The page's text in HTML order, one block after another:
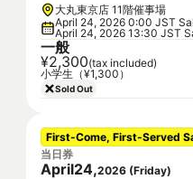
大丸東京店 11階催事場
April 24, 2026 0:00 JST
April 24, 2026 13:30 JST
一般
¥2,300(tax included)
小学生（¥1,300）
Sold Out
First-Come, First-Served
当日券
April24,2026 (Friday)